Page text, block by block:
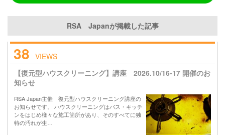
RSA Japanが掲載した記事
38 VIEWS
【復元型ハウスクリーニング】講座 2026.10/16-17 開催のお
知らせ
RSA Japan主催 復元型ハウスクリーニング講座の
お知らせです。 ハウスクリーニングはバス・キッチ
ンをはじめ様々な施工箇所があり、そのすべてに独
特の汚れが生…